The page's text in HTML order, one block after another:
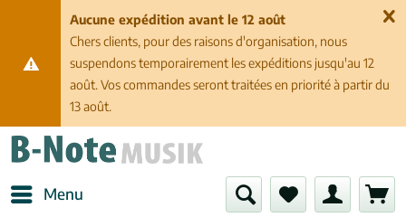
Aucune expédition avant le 12 août
Chers clients, pour des raisons d'organisation, nous
suspendons temporairement les expéditions jusqu'au 12
août. Vos commandes seront traitées en priorité à partir du
13 août.
Menu